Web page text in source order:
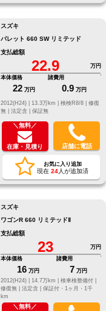
スズキ
パレット 660 SW リミテッド
支払総額
22.9
万円
本体価格
22 万円
諸費用
0.9 万円
修復
無 | 法定含 | 保証無
＼無料／
在庫・見積り 店舗に電話
お気に入り追加
現在 24人が追加済
スズキ
ワゴンR 660 リミテッドⅡ
支払総額
23
万円
本体価格
16 万円
諸費用
7 万円
2012(H24) |
14.7万km |
検車検整備付 |
修復無 | 法定含 | 保証付・1ヶ月・1千
km
＼無料／